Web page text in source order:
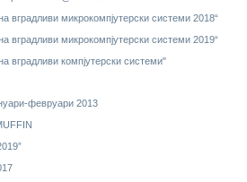
вградливи микрокомпјутерски системи 2018“
вградливи микрокомпјутерски системи 2019“
вградливи компјутерски системи"
февруари 2013